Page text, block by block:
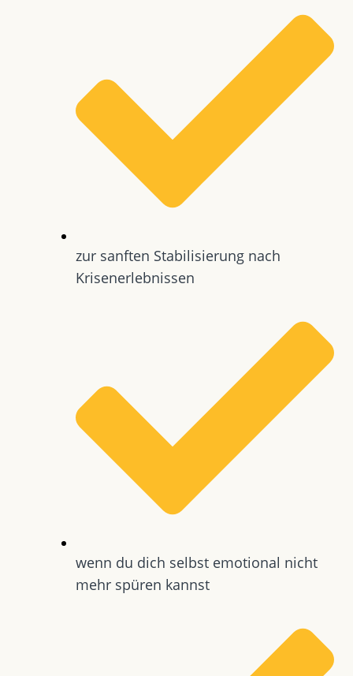
zur sanften Stabilisierung nach
Krisenerlebnissen
wenn du dich selbst emotional nicht
mehr spüren kannst